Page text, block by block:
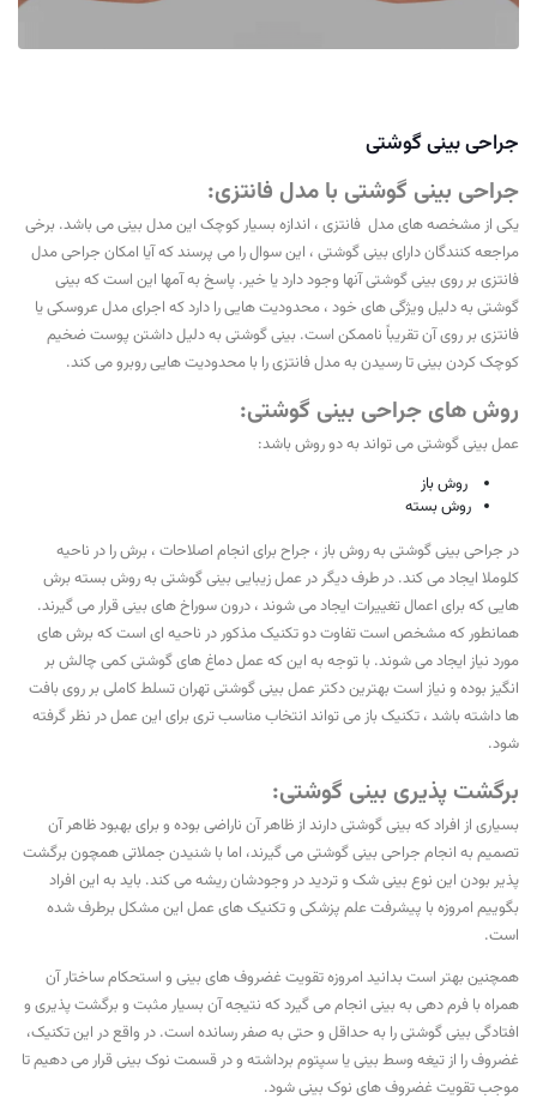
جراحی بینی گوشتی
جراحی بینی گوشتی با مدل فانتزی:
یکی از مشخصه های مدل فانتزی ، اندازه بسیار کوچک این مدل بینی می باشد. برخی
مراجعه کنندگان دارای بینی گوشتی ، این سوال را می پرسند که آیا امکان جراحی مدل
فانتزی بر روی بینی گوشتی آنها وجود دارد یا خیر. پاسخ به آمها این است که بینی
گوشتی به دلیل ویژگی های خود ، محدودیت هایی را دارد که اجرای مدل عروسکی یا
فانتزی بر روی آن تقریباً ناممکن است. بینی گوشتی به دلیل داشتن پوست ضخیم
کوچک کردن بینی تا رسیدن به مدل فانتزی را با محدودیت هایی روبرو می کند.
روش های جراحی بینی گوشتی:
عمل بینی گوشتی می تواند به دو روش باشد:
روش باز
روش بسته
در جراحی بینی گوشتی به روش باز ، جراح برای انجام اصلاحات ، برش را در ناحیه
کلوملا ایجاد می کند. در طرف دیگر در عمل زیبایی بینی گوشتی به روش بسته برش
هایی که برای اعمال تغییرات ایجاد می شوند ، درون سوراخ های بینی قرار می گیرند.
همانطور که مشخص است تفاوت دو تکنیک مذکور در ناحیه ای است که برش های
مورد نیاز ایجاد می شوند. با توجه به این که عمل دماغ های گوشتی کمی چالش بر
انگیز بوده و نیاز است بهترین دکتر عمل بینی گوشتی تهران تسلط کاملی بر روی بافت
ها داشته باشد ، تکنیک باز می تواند انتخاب مناسب تری برای این عمل در نظر گرفته
شود.
برگشت پذیری بینی گوشتی:
بسیاری از افراد که بینی گوشتی دارند از ظاهر آن ناراضی بوده و برای بهبود ظاهر آن
تصمیم به انجام جراحی بینی گوشتی می گیرند، اما با شنیدن جملاتی همچون برگشت
پذیر بودن این نوع بینی شک و تردید در وجودشان ریشه می کند. باید به این افراد
بگوییم امروزه با پیشرفت علم پزشکی و تکنیک های عمل این مشکل برطرف شده
است.
همچنین بهتر است بدانید امروزه تقویت غضروف های بینی و استحکام ساختار آن
همراه با فرم دهی به بینی انجام می گیرد که نتیجه آن بسیار مثبت و برگشت پذیری و
افتادگی بینی گوشتی را به حداقل و حتی به صفر رسانده است. در واقع در این تکنیک،
غضروف را از تیغه وسط بینی یا سپتوم برداشته و در قسمت نوک بینی قرار می دهیم تا
موجب تقویت غضروف های نوک بینی شود.